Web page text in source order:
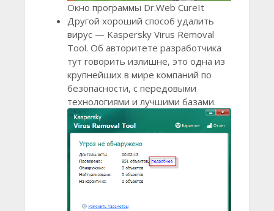
Окно программы Dr.Web CureIt
Другой хороший способ удалить
вирус — Kaspersky Virus Removal
Tool. Об авторитете разработчика
тут говорить излишне, это одна из
крупнейших в мире компаний по
безопасности, с передовыми
технологиями и лучшими базами.